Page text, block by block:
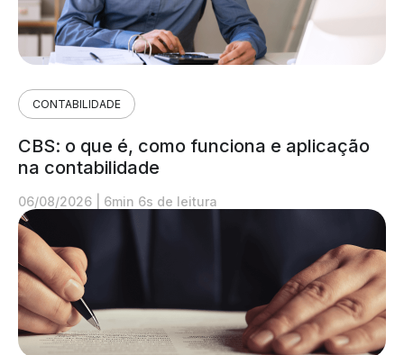
CONTABILIDADE
CBS: o que é, como funciona e aplicação
na contabilidade
06/08/2026 6min 6s de leitura